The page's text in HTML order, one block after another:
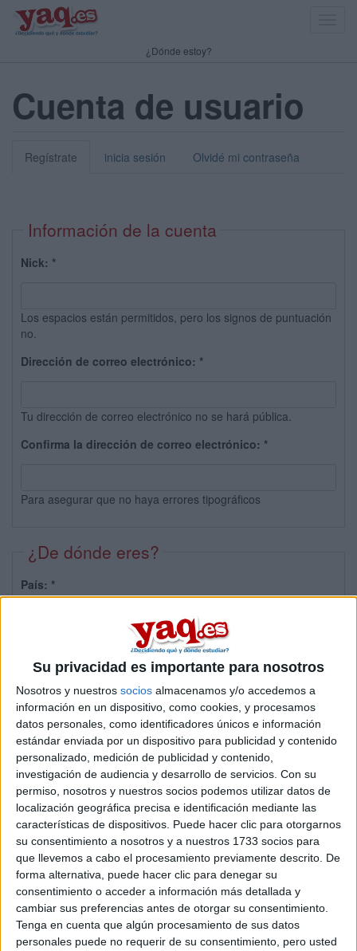
Su privacidad es importante para nosotros
Nosotros y nuestros socios almacenamos y/o accedemos a
información en un dispositivo, como cookies, y procesamos
datos personales, como identificadores únicos e información
estándar enviada por un dispositivo para publicidad y contenido
personalizado, medición de publicidad y contenido,
investigación de audiencia y desarrollo de servicios. Con su
permiso, nosotros y nuestros socios podemos utilizar datos de
localización geográfica precisa e identificación mediante las
características de dispositivos. Puede hacer clic para otorgarnos
su consentimiento a nosotros y a nuestros 1733 socios para
que llevemos a cabo el procesamiento previamente descrito. De
forma alternativa, puede hacer clic para denegar su
consentimiento o acceder a información más detallada y
cambiar sus preferencias antes de otorgar su consentimiento.
Tenga en cuenta que algún procesamiento de sus datos
personales puede no requerir de su consentimiento, pero usted
¿Dónde estoy?
Cuenta de usuario
Regístrate inicia sesión Olvidé mi contraseña
Información de la cuenta
Nick: *
Los espacios están permitidos, pero los signos de puntuación
no.
Dirección de correo electrónico: *
Tu dirección de correo electrónico no se hará pública.
Confirma la dirección de correo electrónico: *
Para asegurar que no haya errores tipográficos
¿De dónde eres?
País: *
Sobre ti
Soy:*
Chico
Chica
¿En qué año terminas (o terminaste) bachillerato o FP?
Soy estudiante de:*